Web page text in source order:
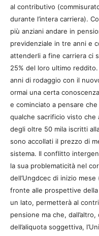
al contributivo
durante l’intera carriera).
più anziani andare in
previdenziale in tre anni e
attenderli a fine carriera ci
25% del loro ultimo
anni di rodaggio con il
ormai una certa
e cominciato a pensare
qualche sacrificio visto
degli oltre 50 mila iscritti
sono accollati il prezzo di
sistema. Il conflitto
la sua problematicità nel
dell’Ungdcec di inizio
fronte alle prospettive
un lato, permetterà al
pensione ma che,
dell’aliquota soggettiva,